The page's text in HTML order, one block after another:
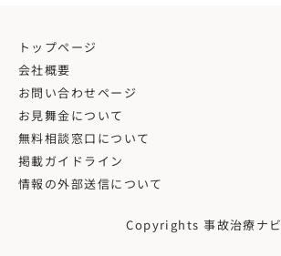
トップページ
会社概要
お問い合わせページ
お見舞金について
無料相談窓口について
掲載ガイドライン
情報の外部送信について
Copyrights 事故治療ナビ